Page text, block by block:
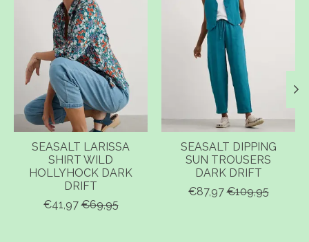
SEASALT LARISSA
SHIRT WILD
HOLLYHOCK DARK
DRIFT
€41,97 €69,95
SEASALT DIPPING
SUN TROUSERS
DARK DRIFT
€87,97 €109,95